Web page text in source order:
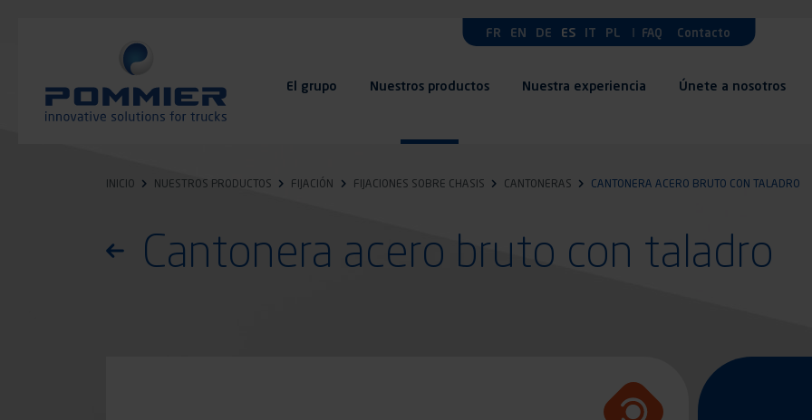
FR EN DE ES IT PL FAQ Contacto
El grupo Nuestros productos Nuestra experiencia Únete a nosotros
INICIO NUESTROS PRODUCTOS FIJACIÓN FIJACIONES SOBRE CHASIS CANTONERAS CANTONERA ACERO BRUTO CON TALADRO
Volver a la lista de productos
Cantonera acero bruto con taladro